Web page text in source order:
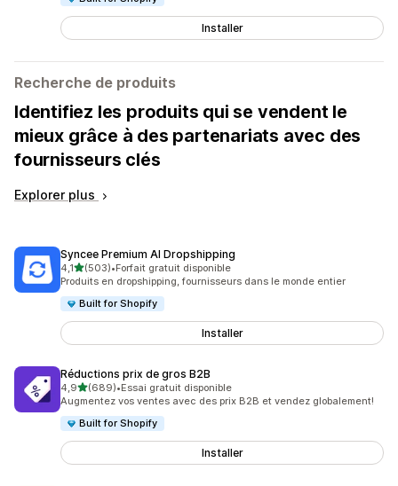
Installer
Recherche de produits
Identifiez les produits qui se vendent le
mieux grâce à des partenariats avec des
fournisseurs clés
Explorer plus
Syncee Premium AI Dropshipping
4,1étoile(s) sur 5
(503)
503 avis au total
•Forfait gratuit disponible
Produits en dropshipping, fournisseurs dans le monde entier
Built for Shopify
Installer
Réductions prix de gros B2B
4,9étoile(s) sur 5
(689)
689 avis au total
•Essai gratuit disponible
Augmentez vos ventes avec des prix B2B et vendez globalement!
Built for Shopify
Installer